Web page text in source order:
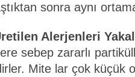
sonra aynı
Alerjenleri
sebep zararlı
Mite lar çok küçük